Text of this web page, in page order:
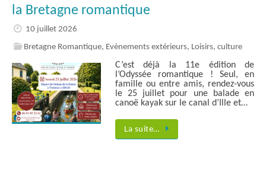
la Bretagne romantique
10 juillet 2026
Bretagne Romantique, Evènements extérieurs, Loisirs, culture
C’est déjà la 11e édition de
l’Odyssée romantique ! Seul, en
famille ou entre amis, rendez-vous
le 25 juillet pour une balade en
canoë kayak sur le canal d’Ille et…
La suite…